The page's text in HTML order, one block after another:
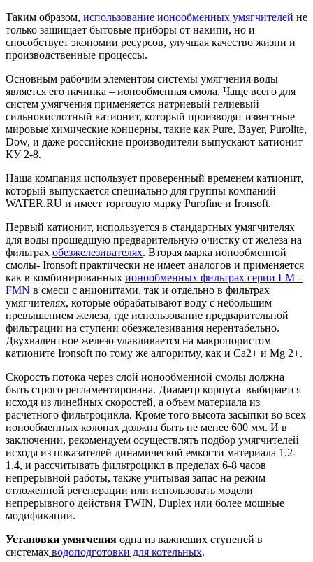
Таким образом, использование ионообменных умягчителей не
только защищает бытовые приборы от накипи, но и
способствует экономии ресурсов, улучшая качество жизни и
производственные процессы.
Основным рабочим элементом системы умягчения воды
является его начинка – ионообменная смола. Чаще всего для
систем умягчения применяется натриевый гелиевый
сильнокислотный катионит, который производят известные
мировые химические концерны, такие как Pure, Bayer, Purolite,
Dow, и даже российские производители выпускают катионит
КУ 2-8.
Наша компания использует проверенный временем катионит,
который выпускается специально для группы компаний
WATER.RU и имеет торговую марку Purofine и Ironsoft.
Первый катионит, используется в стандартных умягчителях
для воды прошедшую предварительную очистку от железа на
фильтрах обезжелезивателях. Вторая марка ионообменной
смолы- Ironsoft практически не имеет аналогов и применяется
как в комбинированных ионообменных фильтрах серии LM –
FMN в смеси с анионитами, так и отдельно в фильтрах
умягчителях, которые обрабатывают воду с небольшим
превышением железа, где использование предварительной
фильтрации на ступени обезжелезивания нерентабельно.
Двухвалентное железо улавливается на макропористом
катионите Ironsoft по тому же алгоритму, как и Ca2+ и Mg 2+.
Скорость потока через слой ионообменной смолы должна
быть строго регламентирована. Диаметр корпуса выбирается
исходя из линейных скоростей, а объем материала из
расчетного фильтроцикла. Кроме того высота засыпки во всех
ионообменных колонах должна быть не менее 600 мм. И в
заключении, рекомендуем осуществлять подбор умягчителей
исходя из показателей динамической емкости материала 1.2-
1.4, и рассчитывать фильтроцикл в пределах 6-8 часов
непрерывной работы, также учитывая запас на режим
отложенной регенерации или использовать модели
непрерывного действия TWIN, Duplex или более мощные
модификации.
Установки умягчения одна из важнеших ступеней в
системах водоподготовки для котельных.